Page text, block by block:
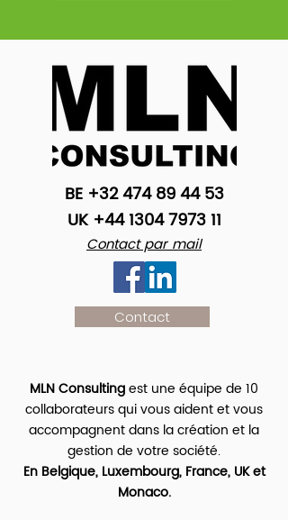
BE +32 474 89 44 53
UK +44 1304 7973 11
Contact par mail
Contact
MLN Consultingest une équipe de 10
collaborateurs qui vous aident et vous
accompagnent dans la création et la
gestion de votre société.
En Belgique, Luxembourg, France, UK et
Monaco.